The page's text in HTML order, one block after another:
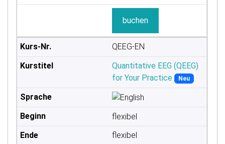
buchen
QEEG-EN
Quantitative EEG (QEEG)
for Your Practice
Neu
flexibel
flexibel